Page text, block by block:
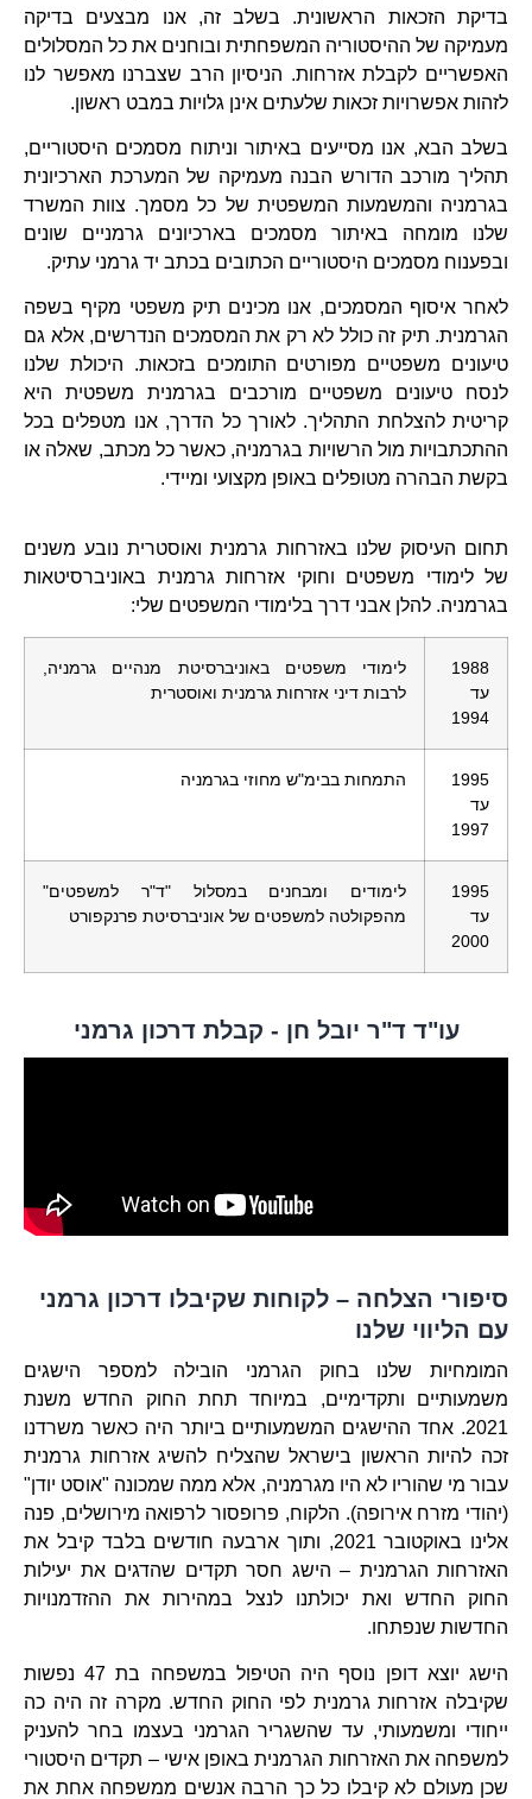
בדיקת הזכאות הראשונית. בשלב זה, אנו מבצעים בדיקה
מעמיקה של ההיסטוריה המשפחתית ובוחנים את כל המסלולים
האפשריים לקבלת אזרחות. הניסיון הרב שצברנו מאפשר לנו
לזהות אפשרויות זכאות שלעתים אינן גלויות במבט ראשון.
בשלב הבא, אנו מסייעים באיתור וניתוח מסמכים היסטוריים,
תהליך מורכב הדורש הבנה מעמיקה של המערכת הארכיונית
בגרמניה והמשמעות המשפטית של כל מסמך. צוות המשרד
שלנו מומחה באיתור מסמכים בארכיונים גרמניים שונים
ובפענוח מסמכים היסטוריים הכתובים בכתב יד גרמני עתיק.
לאחר איסוף המסמכים, אנו מכינים תיק משפטי מקיף בשפה
הגרמנית. תיק זה כולל לא רק את המסמכים הנדרשים, אלא גם
טיעונים משפטיים מפורטים התומכים בזכאות. היכולת שלנו
לנסח טיעונים משפטיים מורכבים בגרמנית משפטית היא
קריטית להצלחת התהליך. לאורך כל הדרך, אנו מטפלים בכל
ההתכתבויות מול הרשויות בגרמניה, כאשר כל מכתב, שאלה או
בקשת הבהרה מטופלים באופן מקצועי ומיידי.
תחום העיסוק שלנו באזרחות גרמנית ואוסטרית נובע משנים
של לימודי משפטים וחוקי אזרחות גרמנית באוניברסיטאות
בגרמניה. להלן אבני דרך בלימודי המשפטים שלי:
1988
עד
1994
לימודי משפטים באוניברסיטת מנהיים גרמניה,
לרבות דיני אזרחות גרמנית ואוסטרית
1995
עד
1997
התמחות בבימ"ש מחוזי בגרמניה
1995
עד
2000
לימודים ומבחנים במסלול "ד"ר למשפטים"
מהפקולטה למשפטים של אוניברסיטת פרנקפורט
עו"ד ד"ר יובל חן - קבלת דרכון גרמני
סיפורי הצלחה – לקוחות שקיבלו דרכון גרמני
עם הליווי שלנו
המומחיות שלנו בחוק הגרמני הובילה למספר הישגים
משמעותיים ותקדימיים, במיוחד תחת החוק החדש משנת
2021. אחד ההישגים המשמעותיים ביותר היה כאשר משרדנו
זכה להיות הראשון בישראל שהצליח להשיג אזרחות גרמנית
עבור מי שהוריו לא היו מגרמניה, אלא ממה שמכונה "אוסט יודן"
(יהודי מזרח אירופה). הלקוח, פרופסור לרפואה מירושלים, פנה
אלינו באוקטובר 2021, ותוך ארבעה חודשים בלבד קיבל את
האזרחות הגרמנית – הישג חסר תקדים שהדגים את יעילות
החוק החדש ואת יכולתנו לנצל במהירות את ההזדמנויות
החדשות שנפתחו.
הישג יוצא דופן נוסף היה הטיפול במשפחה בת 47 נפשות
שקיבלה אזרחות גרמנית לפי החוק החדש. מקרה זה היה כה
ייחודי ומשמעותי, עד שהשגריר הגרמני בעצמו בחר להעניק
למשפחה את האזרחות הגרמנית באופן אישי – תקדים היסטורי
שכן מעולם לא קיבלו כל כך הרבה אנשים ממשפחה אחת את